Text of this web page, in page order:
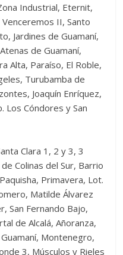
Industrial, Eternit,
II, Santo
Jardines de Guamaní,
de Guamaní,
Alta, Paraíso, El Roble,
Turubamba de
Joaquín Enríquez,
Los Cóndores y San
Clara 1, 2 y 3, 3
Colinas del Sur, Barrio
Primavera, Lot.
Matilde Álvarez
San Fernando Bajo,
de Alcalá, Añoranza,
Montenegro,
3, Músculos y Rieles